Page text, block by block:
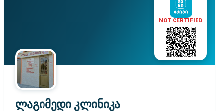
NOT CERTIFIED
ლაგიმედი კლინიკა